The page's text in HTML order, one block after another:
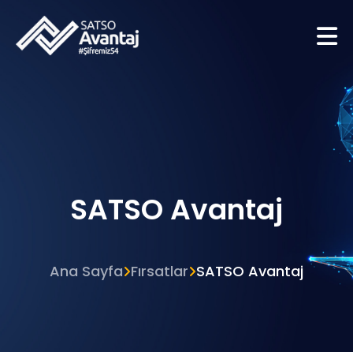
SATSO Avantaj
Ana Sayfa Fırsatlar SATSO Avantaj